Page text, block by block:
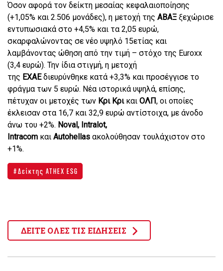
Όσον αφορά τον δείκτη μεσαίας κεφαλαιοποίησης
(+1,05% και 2.506 μονάδες), η μετοχή της ΑΒΑΞ ξεχώρισε
εντυπωσιακά στο +4,5% και τα 2,05 ευρώ,
σκαρφαλώνοντας σε νέο υψηλό 15ετίας και
λαμβάνοντας ώθηση από την τιμή – στόχο της Euroxx
(3,4 ευρώ). Την ίδια στιγμή, η μετοχή
της ΕΧΑΕδιευρύνθηκε κατά +3,3% και προσέγγισε το
φράγμα των 5 ευρώ. Νέα ιστορικά υψηλά, επίσης,
πέτυχαν οι μετοχές των Κρι Κρικαι ΟΛΠ, οι οποίες
έκλεισαν στα 16,7 και 32,9 ευρώ αντίστοιχα, με άνοδο
άνω του +2%. Noval, Intralot,
Intracom και Autohellas ακολούθησαν τουλάχιστον στο
+1%.
Δείκτης ATHEX ESG
ΔΕΙΤΕ ΟΛΕΣ ΤΙΣ ΕΙΔΗΣΕΙΣ